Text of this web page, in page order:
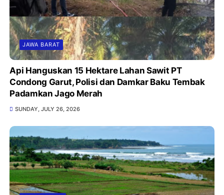
JAWA BARAT
Api Hanguskan 15 Hektare Lahan Sawit PT
Condong Garut, Polisi dan Damkar Baku Tembak
Padamkan Jago Merah
SUNDAY, JULY 26, 2026